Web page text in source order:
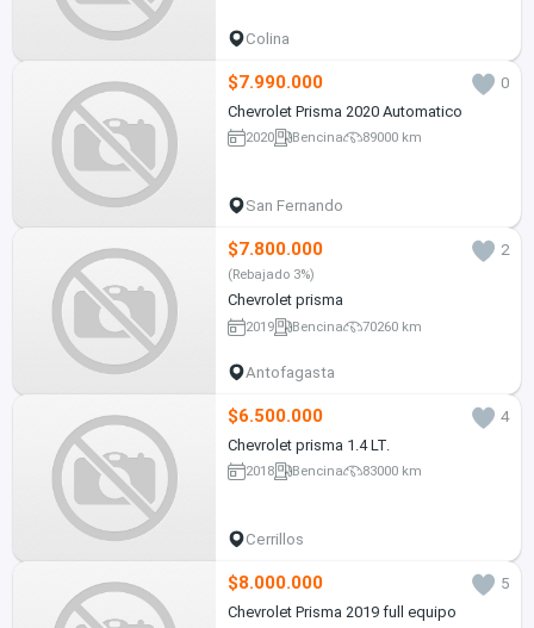
Colina
$7.990.000
0
Chevrolet Prisma 2020 Automatico
2020 Bencina 89000 km
San Fernando
$7.800.000 2
(Rebajado 3%)
Chevrolet prisma
2019 Bencina 70260 km
Antofagasta
$6.500.000
4
Chevrolet prisma 1.4 LT.
2018 Bencina 83000 km
Cerrillos
$8.000.000
5
Chevrolet Prisma 2019 full equipo